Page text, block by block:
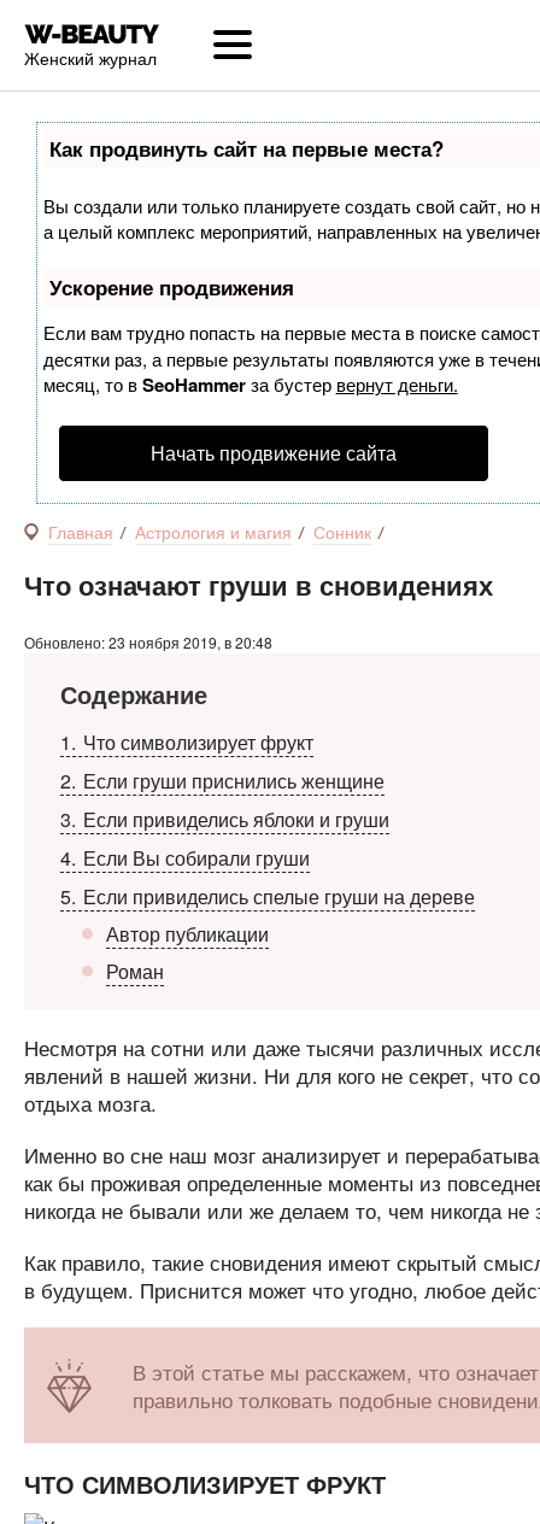
Женский журнал
Как продвинуть сайт на первые места?
Вы создали или только планируете создать свой сайт, но
а целый комплекс мероприятий, направленных на
Ускорение продвижения
Если вам трудно попасть на первые места в поиске
десятки раз, а первые результаты появляются уже в
месяц, то вSeoHammerза бустер вернут деньги.
Начать продвижение сайта
Главная Астрология и магия Сонник
Что означают груши в сновидениях
Обновлено: 23 ноября 2019, в 20:48
Содержание
1
Что символизирует фрукт
2 Если груши приснились женщине
3 Если привиделись яблоки и груши
4 Если Вы собирали груши
5 Если привиделись спелые груши на дереве
Автор публикации
Роман
Несмотря на сотни или даже тысячи различных
явлений в нашей жизни. Ни для кого не секрет, что
отдыха мозга.
Именно во сне наш мозг анализирует и
как бы проживая определенные моменты из
никогда не бывали или же делаем то, чем никогда
Как правило, такие сновидения имеют скрытый
в будущем. Приснится может что угодно, любое
В этой статье мы расскажем, что
правильно толковать подобные
ЧТО СИМВОЛИЗИРУЕТ ФРУКТ